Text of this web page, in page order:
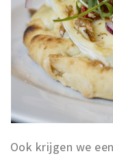
Ook krijgen we